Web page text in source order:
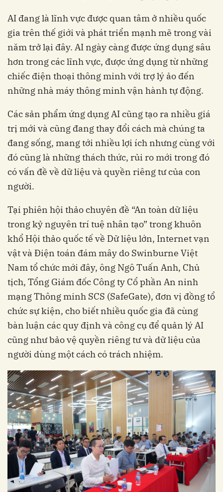
AI đang là lĩnh vực được quan tâm ở nhiều quốc
gia trên thế giới và phát triển mạnh mẽ trong vài
năm trở lại đây. AI ngày càng được ứng dụng sâu
hơn trong các lĩnh vực, được ứng dụng từ những
chiếc điện thoại thông minh với trợ lý ảo đến
những nhà máy thông minh vận hành tự động.
Các sản phẩm ứng dụng AI cũng tạo ra nhiều giá
trị mới và cũng đang thay đổi cách mà chúng ta
đang sống, mang tới nhiều lợi ích nhưng cùng với
đó cũng là những thách thức, rủi ro mới trong đó
có vấn đề về dữ liệu và quyền riêng tư của con
người.
Tại phiên hội thảo chuyên đề “An toàn dữ liệu
trong kỷ nguyên trí tuệ nhân tạo” trong khuôn
khổ Hội thảo quốc tế về Dữ liệu lớn, Internet vạn
vật và Điện toán đám mây do Swinburne Việt
Nam tổ chức mới đây, ông Ngô Tuấn Anh, Chủ
tịch, Tổng Giám đốc Công ty Cổ phần An ninh
mạng Thông minh SCS (SafeGate), đơn vị đồng tổ
chức sự kiện, cho biết nhiều quốc gia đã cùng
bàn luận các quy định và công cụ để quản lý AI
cũng như bảo vệ quyền riêng tư và dữ liệu của
người dùng một cách có trách nhiệm.